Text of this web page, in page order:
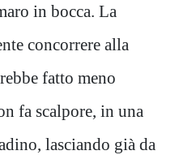
in bocca. La
concorrere alla
fatto meno
fa scalpore, in una
lasciando già da